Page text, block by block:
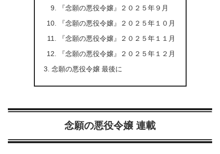
『念願の悪役令嬢』２０２５年９月
『念願の悪役令嬢』２０２５年１０月
『念願の悪役令嬢』２０２５年１１月
『念願の悪役令嬢』２０２５年１２月
念願の悪役令嬢 最後に
念願の悪役令嬢 連載